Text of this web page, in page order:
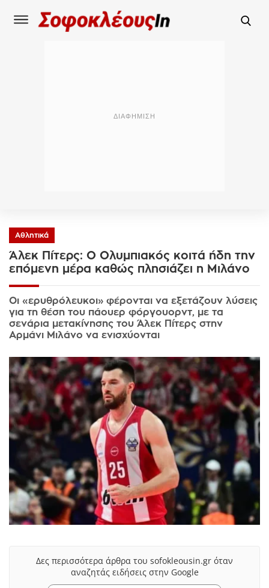
Αθλητικά
Άλεκ Πίτερς: Ο Ολυμπιακός κοιτά ήδη την
επόμενη μέρα καθώς πλησιάζει η Μιλάνο
Οι «ερυθρόλευκοι» φέρονται να εξετάζουν λύσεις
για τη θέση του πάουερ φόργουορντ, με τα
σενάρια μετακίνησης του Άλεκ Πίτερς στην
Αρμάνι Μιλάνο να ενισχύονται
Δες περισσότερα άρθρα του sofokleousin.gr όταν
αναζητάς ειδήσεις στην Google